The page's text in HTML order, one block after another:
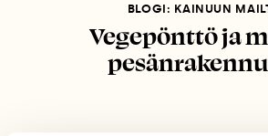
BLOGI: KAINUUN
Vegepönttö ja